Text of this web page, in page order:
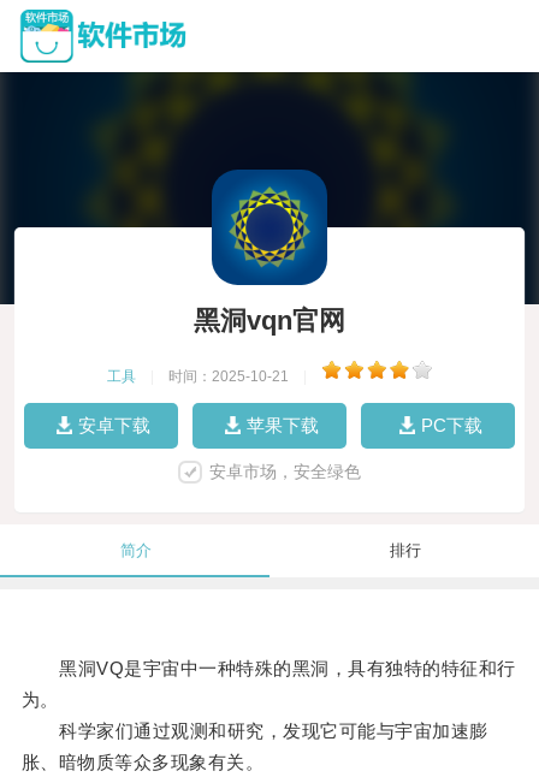
黑洞vqn官网
工具 时间：2025-10-21
安卓下载 苹果下载 PC下载
安卓市场，安全绿色
简介 排行
黑洞VQ是宇宙中一种特殊的黑洞，具有独特的特征和行
为。
科学家们通过观测和研究，发现它可能与宇宙加速膨
胀、暗物质等众多现象有关。